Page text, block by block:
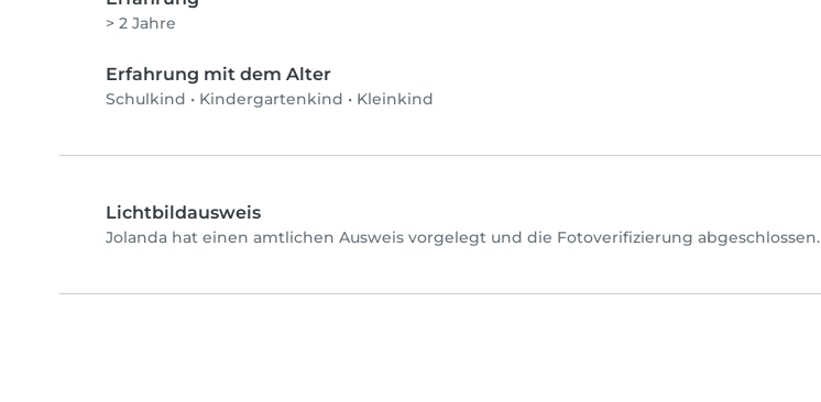
> 2 Jahre
Erfahrung mit dem Alter
Schulkind • Kindergartenkind • Kleinkind
Lichtbildausweis
Jolanda hat einen amtlichen Ausweis vorgelegt und die Fotoverifizierung abgeschlossen.